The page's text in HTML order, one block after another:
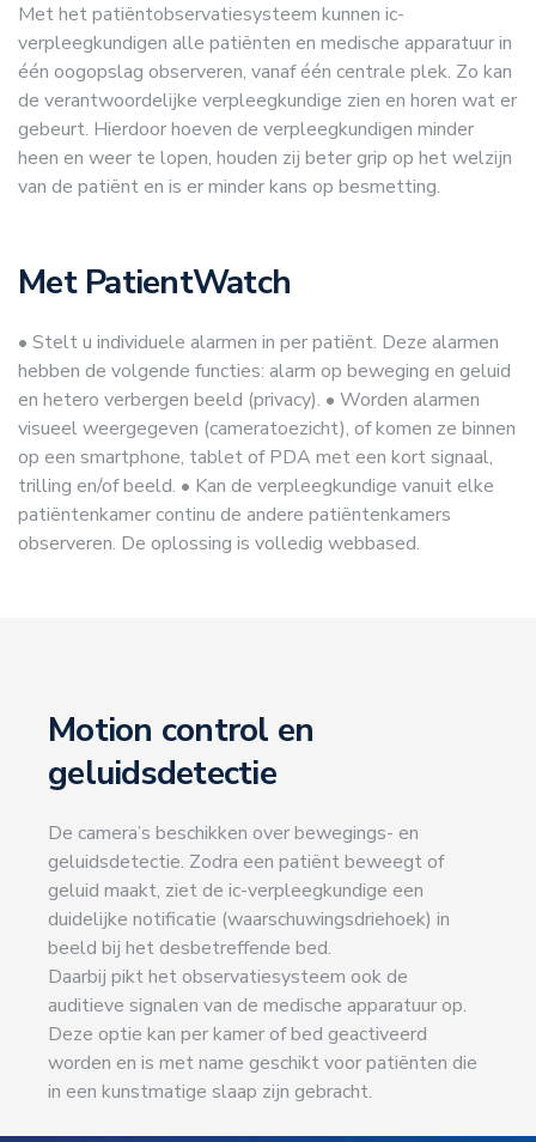
Met het patiëntobservatiesysteem kunnen ic-
verpleegkundigen alle patiënten en medische apparatuur in
één oogopslag observeren, vanaf één centrale plek. Zo kan
de verantwoordelijke verpleegkundige zien en horen wat er
gebeurt. Hierdoor hoeven de verpleegkundigen minder
heen en weer te lopen, houden zij beter grip op het welzijn
van de patiënt en is er minder kans op besmetting.
Met PatientWatch
• Stelt u individuele alarmen in per patiënt. Deze alarmen
hebben de volgende functies: alarm op beweging en geluid
en hetero verbergen beeld (privacy). • Worden alarmen
visueel weergegeven (cameratoezicht), of komen ze binnen
op een smartphone, tablet of PDA met een kort signaal,
trilling en/of beeld. • Kan de verpleegkundige vanuit elke
patiëntenkamer continu de andere patiëntenkamers
observeren. De oplossing is volledig webbased.
Motion control en
geluidsdetectie
De camera’s beschikken over bewegings- en
geluidsdetectie. Zodra een patiënt beweegt of
geluid maakt, ziet de ic-verpleegkundige een
duidelijke notificatie (waarschuwingsdriehoek) in
beeld bij het desbetreffende bed.
Daarbij pikt het observatiesysteem ook de
auditieve signalen van de medische apparatuur op.
Deze optie kan per kamer of bed geactiveerd
worden en is met name geschikt voor patiënten die
in een kunstmatige slaap zijn gebracht.